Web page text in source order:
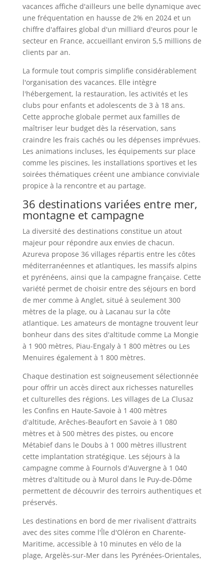
vacances affiche d'ailleurs une belle dynamique avec
une fréquentation en hausse de 2% en 2024 et un
chiffre d'affaires global d'un milliard d'euros pour le
secteur en France, accueillant environ 5,5 millions de
clients par an.
La formule tout compris simplifie considérablement
l'organisation des vacances. Elle intègre
l'hébergement, la restauration, les activités et les
clubs pour enfants et adolescents de 3 à 18 ans.
Cette approche globale permet aux familles de
maîtriser leur budget dès la réservation, sans
craindre les frais cachés ou les dépenses imprévues.
Les animations incluses, les équipements sur place
comme les piscines, les installations sportives et les
soirées thématiques créent une ambiance conviviale
propice à la rencontre et au partage.
36 destinations variées entre mer,
montagne et campagne
La diversité des destinations constitue un atout
majeur pour répondre aux envies de chacun.
Azureva propose 36 villages répartis entre les côtes
méditerranéennes et atlantiques, les massifs alpins
et pyrénéens, ainsi que la campagne française. Cette
variété permet de choisir entre des séjours en bord
de mer comme à Anglet, situé à seulement 300
mètres de la plage, ou à Lacanau sur la côte
atlantique. Les amateurs de montagne trouvent leur
bonheur dans des sites d'altitude comme La Mongie
à 1 900 mètres, Piau-Engaly à 1 800 mètres ou Les
Menuires également à 1 800 mètres.
Chaque destination est soigneusement sélectionnée
pour offrir un accès direct aux richesses naturelles
et culturelles des régions. Les villages de La Clusaz
les Confins en Haute-Savoie à 1 400 mètres
d'altitude, Arêches-Beaufort en Savoie à 1 080
mètres et à 500 mètres des pistes, ou encore
Métabief dans le Doubs à 1 000 mètres illustrent
cette implantation stratégique. Les séjours à la
campagne comme à Fournols d'Auvergne à 1 040
mètres d'altitude ou à Murol dans le Puy-de-Dôme
permettent de découvrir des terroirs authentiques et
préservés.
Les destinations en bord de mer rivalisent d'attraits
avec des sites comme l'Île d'Oléron en Charente-
Maritime, accessible à 10 minutes en vélo de la
plage, Argelès-sur-Mer dans les Pyrénées-Orientales,